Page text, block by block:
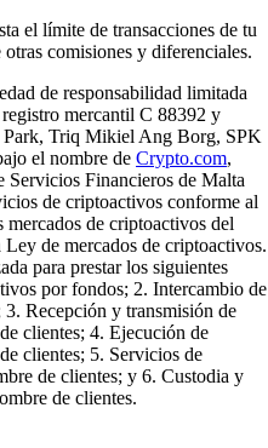
el límite de transacciones de tu
comisiones y diferenciales.
de responsabilidad limitada
mercantil C 88392 y
Triq Mikiel Ang Borg, SPK
el nombre de Crypto.com,
Servicios Financieros de Malta
de criptoactivos conforme al
de criptoactivos del
de mercados de criptoactivos.
para prestar los siguientes
por fondos; 2. Intercambio de
Recepción y transmisión de
clientes; 4. Ejecución de
clientes; 5. Servicios de
de clientes; y 6. Custodia y
de clientes.